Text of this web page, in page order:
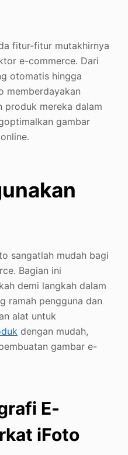
fitur-fitur mutakhirnya
e-commerce. Dari
otomatis hingga
memberdayakan
produk mereka dalam
gambar
sangatlah mudah bagi
Bagian ini
demi langkah dalam
ramah pengguna dan
alat untuk
dengan mudah,
gambar e-
E-
iFoto